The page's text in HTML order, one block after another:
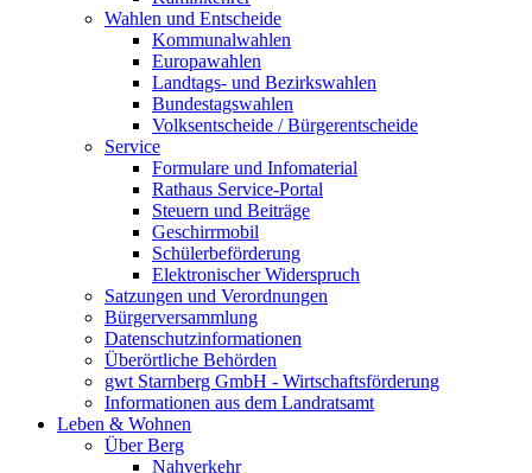
Wahlen und Entscheide
Kommunalwahlen
Europawahlen
Landtags- und Bezirkswahlen
Bundestagswahlen
Volksentscheide / Bürgerentscheide
Service
Formulare und Infomaterial
Rathaus Service-Portal
Steuern und Beiträge
Geschirrmobil
Schülerbeförderung
Elektronischer Widerspruch
Satzungen und Verordnungen
Bürgerversammlung
Datenschutzinformationen
Überörtliche Behörden
gwt Starnberg GmbH - Wirtschaftsförderung
Informationen aus dem Landratsamt
Leben & Wohnen
Über Berg
Nahverkehr